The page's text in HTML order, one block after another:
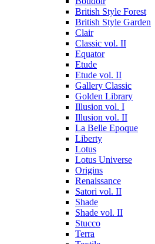
British Style Forest
British Style Garden
Clair
Classic vol. II
Equator
Etude
Etude vol. II
Gallery Classic
Golden Library
Illusion vol. I
Illusion vol. II
La Belle Epoque
Liberty
Lotus
Lotus Universe
Origins
Renaissance
Satori vol. II
Shade
Shade vol. II
Stucco
Terra